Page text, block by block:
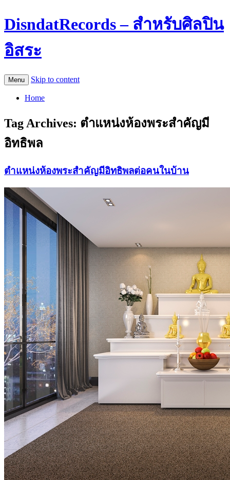
DisndatRecords – สำหรับศิลปิน
อิสระ
Menu Skip to content
Home
Tag Archives: ตำแหน่งห้องพระสำคัญมี
อิทธิพล
ตำแหน่งห้องพระสำคัญมีอิทธิพลต่อคนในบ้าน